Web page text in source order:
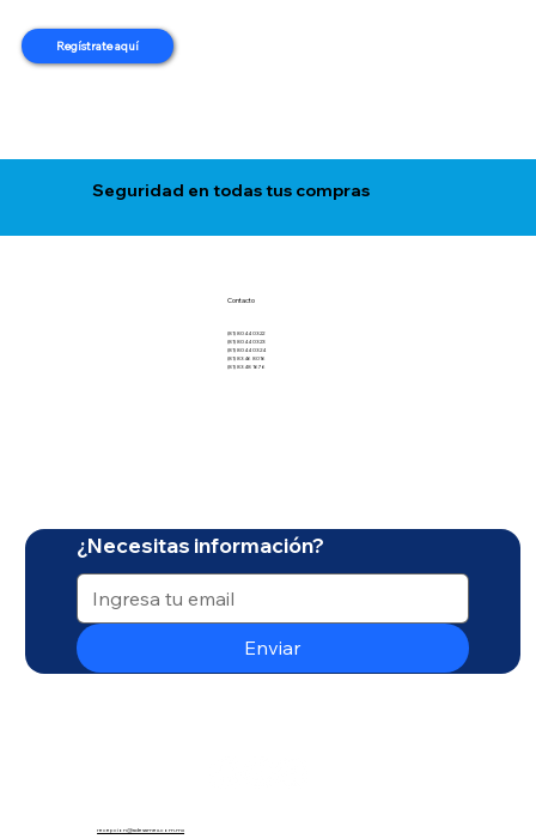
Regístrate aquí
Seguridad en todas tus compras
Contacto
(81) 8044 0322
(81) 8044 0323
(81) 8044 0324
(81) 8346 8016
(81) 8348 1676
¿Necesitas información?
Enviar
recepcion@adesamex.com.mx